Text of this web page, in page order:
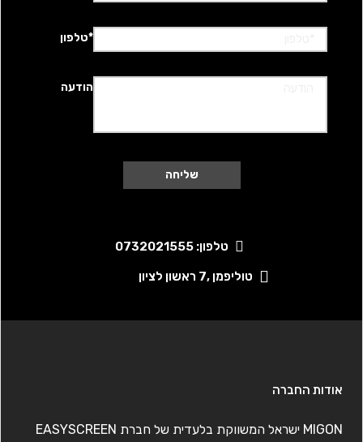
*טלפון
הודעה
טלפון: 0732021555
טוליפמן ,7 ראשון לציון
אודות החברה
MIGON ישראל המשווקת בלעדית של חברת EASYSCREEN